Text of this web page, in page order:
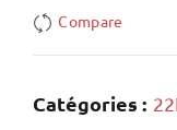
Compare
Catégories :